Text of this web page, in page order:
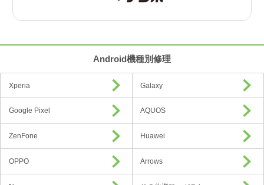
Android機種別修理
Xperia Galaxy
Google Pixel AQUOS
ZenFone Huawei
OPPO Arrows